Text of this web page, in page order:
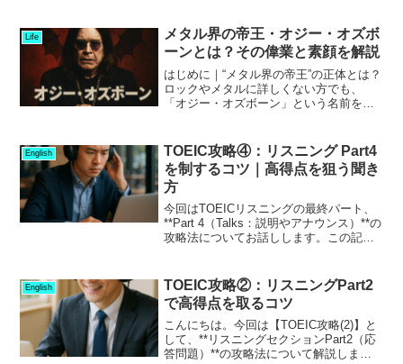
Life
メタル界の帝王・オジー・オズボ
ーンとは？その偉業と素顔を解説
はじめに｜“メタル界の帝王”の正体とは？
ロックやメタルに詳しくない方でも、
「オジー・オズボーン」という名前を一
50年以上にわたり世界の音楽シーンに大
きな影響を与えて...
English
TOEIC攻略④：リスニング Part4
を制するコツ｜高得点を狙う聞き
方
今回はTOEICリスニングの最終パート、
**Part 4（Talks：説明やアナウンス）**の
攻略法についてお話しします。この記事
的なコツをつかんでいただける...
English
TOEIC攻略②：リスニングPart2
で高得点を取るコツ
こんにちは。今回は【TOEIC攻略(2)】と
して、**リスニングセクションPart2（応
答問題）**の攻略法について解説しま